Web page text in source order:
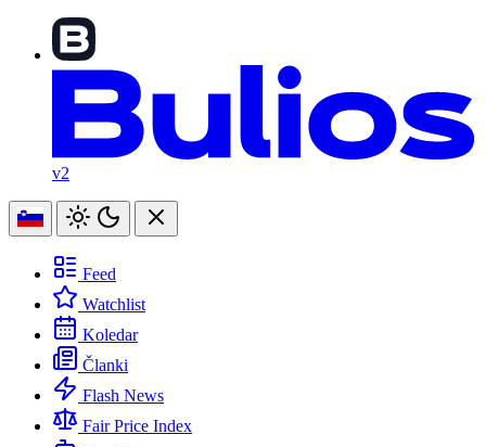
v2
Feed
Watchlist
Koledar
Članki
Flash News
Fair Price Index